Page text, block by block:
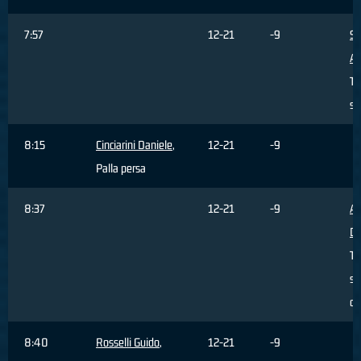
7:57 12-21 -9
8:15 Cinciarini Daniele,
Palla persa
12-21 -9
8:37 12-21 -9
8:40 Rosselli Guido,
12-21 -9